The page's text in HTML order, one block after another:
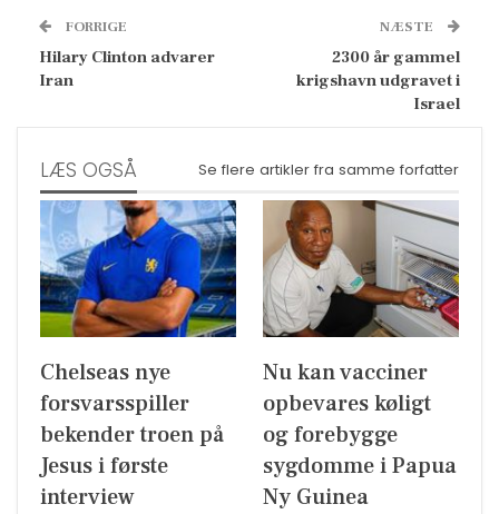
FORRIGE
Hilary Clinton advarer
Iran
NÆSTE
2300 år gammel
krigshavn udgravet i
Israel
LÆS OGSÅ Se flere artikler fra samme forfatter
Chelseas nye
forsvarsspiller
bekender troen på
Jesus i første
interview
Nu kan vacciner
opbevares køligt
og forebygge
sygdomme i Papua
Ny Guinea